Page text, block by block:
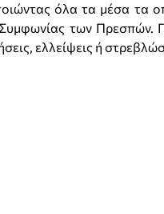
όλα τα μέσα τα
των Πρεσπών.
ελλείψεις ή